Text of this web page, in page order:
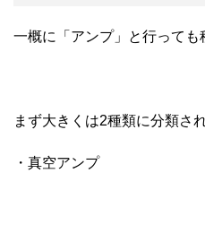
一概に「アンプ」と行っても
まず大きくは2種類に分類さ
・真空アンプ